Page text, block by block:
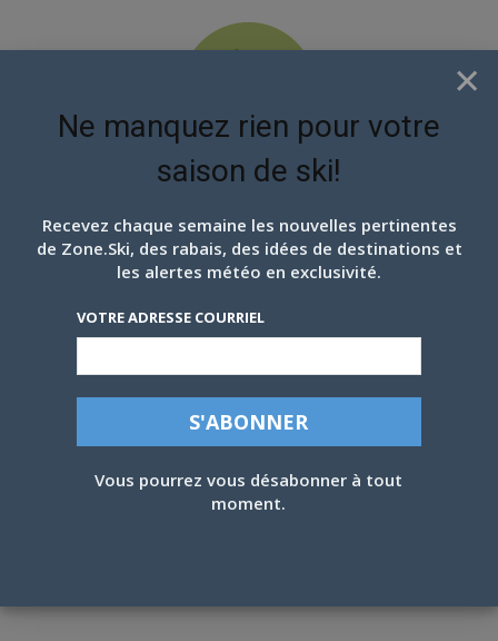
EN ATTENDANT LES
REVIVEZ NOS MEILLEURS MOMENTS DE
×
Ne manquez rien pour votre
saison de ski!
Recevez chaque semaine les nouvelles pertinentes
de Zone.Ski, des rabais, des idées de destinations et
les alertes météo en exclusivité.
VOTRE ADRESSE COURRIEL
Vous pourrez vous désabonner à tout
moment.